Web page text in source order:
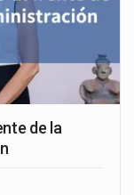
de la